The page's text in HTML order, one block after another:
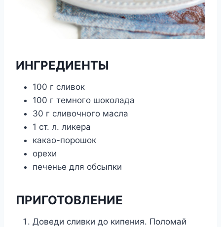
ИНГРЕДИЕНТЫ
100 г сливок
100 г темного шоколада
30 г сливочного масла
1 ст. л. ликера
какао-порошок
орехи
печенье для обсыпки
ПРИГОТОВЛЕНИЕ
Доведи сливки до кипения. Поломай